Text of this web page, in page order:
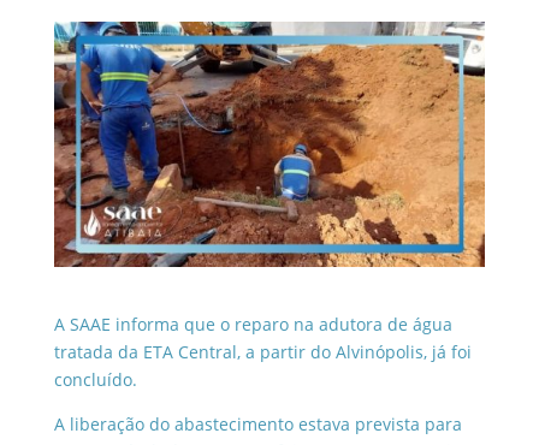
A SAAE informa que o reparo na adutora de água
tratada da ETA Central, a partir do Alvinópolis, já foi
concluído.
A liberação do abastecimento estava prevista para